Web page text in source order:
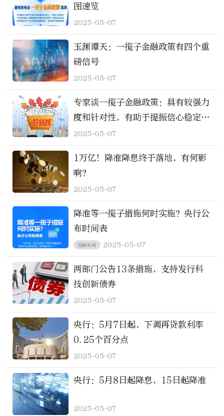
图速览
2025-05-07
玉渊谭天：一揽子金融政策有四个重
磅信号
2025-05-07
专家谈一揽子金融政策：具有较强力
度和针对性，有助于提振信心稳定预
期
2025-05-07
1万亿！降准降息终于落地，有何影
响？
2025-05-07
降准等一揽子措施何时实施？央行公
布时间表
图解新闻 2025-05-07
两部门公告13条措施，支持发行科
技创新债券
2025-05-07
央行：5月7日起，下调再贷款利率
0.25个百分点
2025-05-07
央行：5月8日起降息，15日起降准
2025-05-07